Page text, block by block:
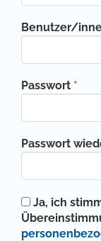
Benutzer/
Passwort *
Passwort